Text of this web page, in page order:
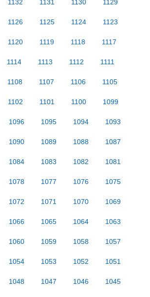
1132 1131 1130 1129
1126 1125 1124 1123
1120 1119 1118 1117
1114 1113 1112 1111
1108 1107 1106 1105
1102 1101 1100 1099
1096 1095 1094 1093
1090 1089 1088 1087
1084 1083 1082 1081
1078 1077 1076 1075
1072 1071 1070 1069
1066 1065 1064 1063
1060 1059 1058 1057
1054 1053 1052 1051
1048 1047 1046 1045